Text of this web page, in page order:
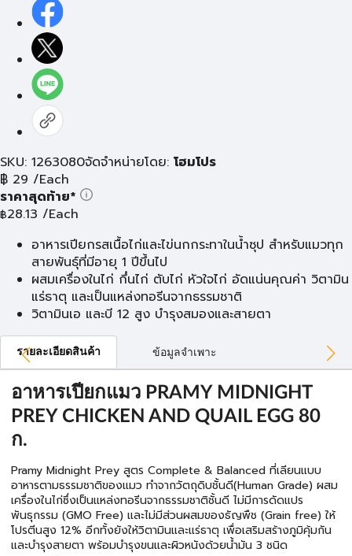
SKU: 1263080จัดจำหน่ายโดย: โฮมโปร
฿ 29 /Each
ราคาสุดท้าย*
฿28.13 /Each
อาหารเปียกรสเนื้อไก่และไข่นกกระทาในน้ำซุป สำหรับแมวทุก
สายพันธุ์ที่มีอายุ 1 ปีขึ้นไป
ผสมเครื่องในไก่ กึ๋นไก่ ตับไก่ หัวใจไก่ อัดแน่นคุณค่า วิตามิน
แร่ธาตุ และเป็นแหล่งทอรีนจากธรรมชาติ
วิตามินเอ และบี 12 สูง บำรุงสมองและสายตา
รายละเอียดสินค้า ข้อมูลจำเพาะ
อาหารเปียกแมว PRAMY MIDNIGHT
PREY CHICKEN AND QUAIL EGG 80
ก.
Pramy Midnight Prey สูตร Complete & Balanced ที่เลียนแบบ
อาหารตามธรรมชาติของแมว ทำจากวัตถุดิบชั้นดี(Human Grade) ผสม
เครื่องในไก่ซึ่งเป็นแหล่งทอรีนจากธรรมชาติชั้นดี ไม่มีการดัดแปร
พันธุกรรม (GMO Free) และไม่มีส่วนผสมของธัญพืช (Grain free) ให้
โปรตีนสูง 12% อีกทั้งยังให้วิตามินและแร่ธาตุ เพื่อเสริมสร้างภูมิคุ้มกัน
และบำรุงสายตา พร้อมบำรุงขนและผิวหนังด้วยน้ำมัน 3 ชนิด